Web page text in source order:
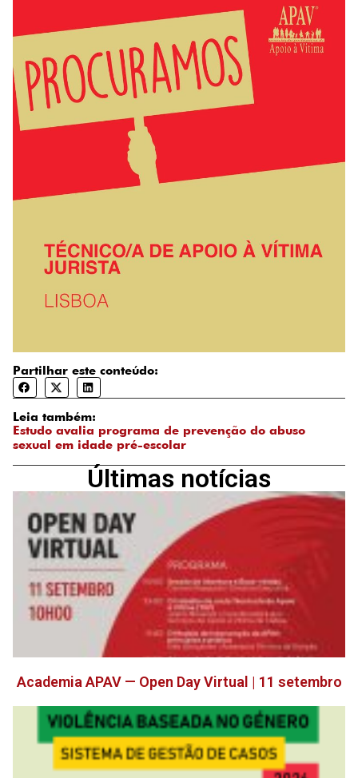
Partilhar este conteúdo:
Leia também:
Estudo avalia programa de prevenção do abuso
sexual em idade pré-escolar
Últimas notícias
Academia APAV — Open Day Virtual | 11 setembro